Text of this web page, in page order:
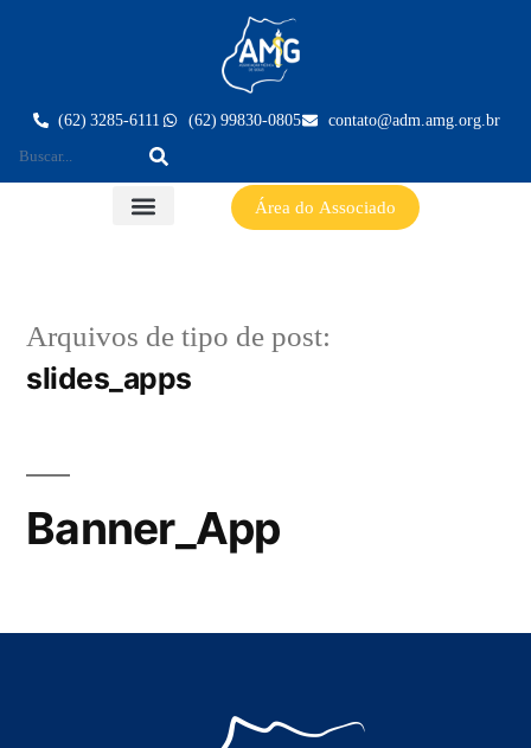
(62) 3285-6111 (62) 99830-0805 contato@adm.amg.org.br
Área do Associado
Arquivos de tipo de post:
slides_apps
Banner_App